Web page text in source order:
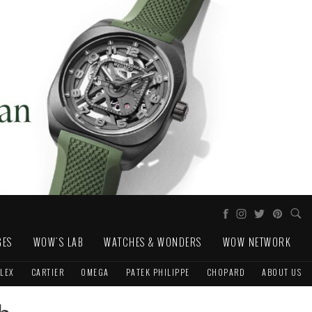
WOW'S LAB WATCHES & WONDERS WOW NETWORK
CARTIER OMEGA PATEK PHILIPPE CHOPARD ABOUT US